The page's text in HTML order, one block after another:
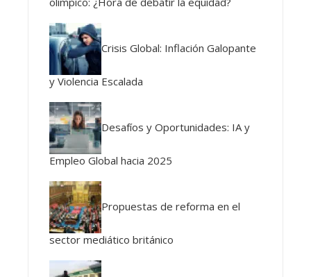
Crisis Global: Inflación Galopante
y Violencia Escalada
Desafíos y Oportunidades: IA y
Empleo Global hacia 2025
Propuestas de reforma en el
sector mediático británico